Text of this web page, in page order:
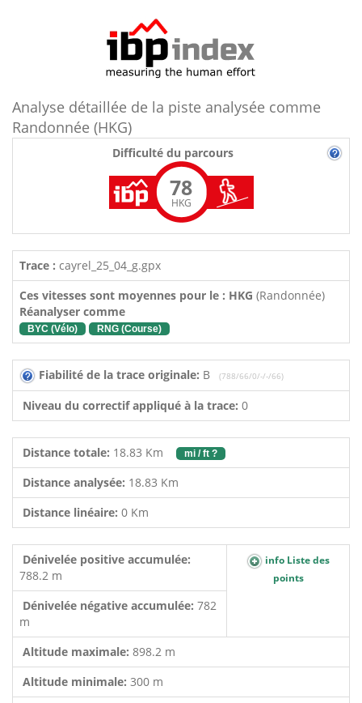
Analyse détaillée de la piste analysée comme
Randonnée (HKG)
Difficulté du parcours
78
HKG
Trace : cayrel_25_04_g.gpx
Ces vitesses sont moyennes pour le : HKG (Randonnée)
Réanalyser comme
BYC (Vélo) RNG (Course)
Fiabilité de la trace originale: B (788/66/0/-/-/66)
Niveau du correctif appliqué à la trace: 0
Distance totale: 18.83 Km mi / ft ?
Distance analysée: 18.83 Km
Distance linéaire: 0 Km
Dénivelée positive accumulée:
788.2 m
info Liste des
points
Dénivelée négative accumulée: 782
m
Altitude maximale: 898.2 m
Altitude minimale: 300 m